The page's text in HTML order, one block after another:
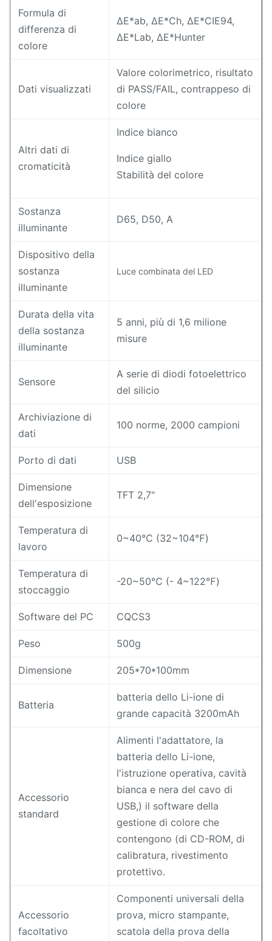
Formula di
differenza di
colore
ΔE*ab, ΔE*Ch, ΔE*CIE94,
ΔE*Lab, ΔE*Hunter
Dati visualizzati
Valore colorimetrico, risultato
di PASS/FAIL, contrappeso di
colore
Altri dati di
cromaticità
Indice bianco
Indice giallo
Stabilità del colore
Sostanza
illuminante
D65, D50, A
Dispositivo della
sostanza
illuminante
Luce combinata del LED
Durata della vita
della sostanza
illuminante
5 anni, più di 1,6 milione
misure
Sensore
A serie di diodi fotoelettrico
del silicio
Archiviazione di
dati
100 norme, 2000 campioni
Porto di dati USB
Dimensione
dell'esposizione
TFT 2,7"
Temperatura di
lavoro
0~40℃ (32~104℉)
Temperatura di
stoccaggio
-20~50℃ (- 4~122℉)
Software del PC CQCS3
Peso 500g
Dimensione 205*70*100mm
Batteria
batteria dello Li-ione di
grande capacità 3200mAh
Accessorio
standard
Alimenti l'adattatore, la
batteria dello Li-ione,
l'istruzione operativa, cavità
bianca e nera del cavo di
USB,) il software della
gestione di colore che
contengono (di CD-ROM, di
calibratura, rivestimento
protettivo.
Accessorio
facoltativo
Componenti universali della
prova, micro stampante,
scatola della prova della